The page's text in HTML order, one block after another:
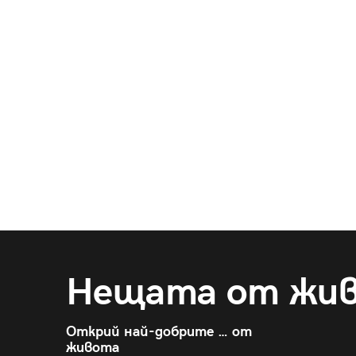
Нещата от
Открий най-добрите … от
живота